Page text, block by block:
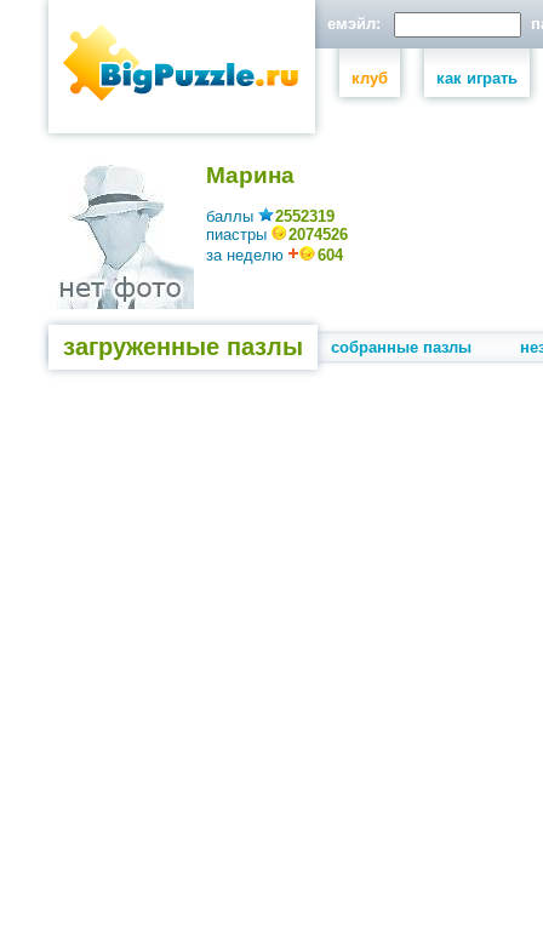
емэйл:
клуб как играть
Марина
баллы
2552319
пиастры
2074526
за неделю
604
загруженные пазлы собранные пазлы